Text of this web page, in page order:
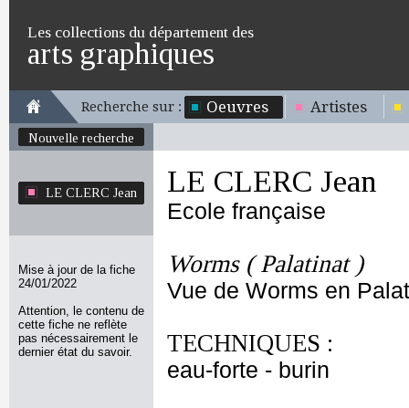
Les collections du département des
arts graphiques
Recherche sur : Oeuvres Artistes
Nouvelle recherche
LE CLERC Jean
Mise à jour de la fiche
24/01/2022
Attention, le contenu de
cette fiche ne reflète
pas nécessairement le
dernier état du savoir.
LE CLERC Jean
Ecole française
Worms ( Palatinat )
Vue de Worms en
TECHNIQUES :
eau-forte - burin